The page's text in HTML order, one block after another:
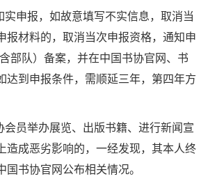
实申报，如故意填写不实信息，取消当
报材料的，取消当次申报资格，通知申
部队）备案，并在中国书协官网、书
达到申报条件，需顺延三年，第四年方
会员举办展览、出版书籍、进行新闻宣
造成恶劣影响的，一经发现，其本人终
书协官网公布相关情况。